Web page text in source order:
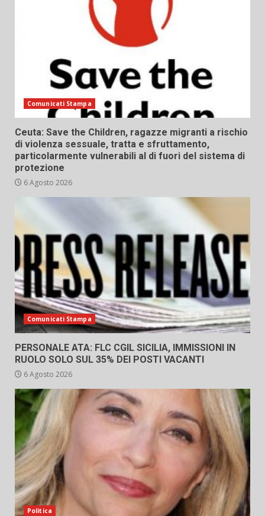
Comunicati Stampa
Ceuta: Save the Children, ragazze migranti a rischio
di violenza sessuale, tratta e sfruttamento,
particolarmente vulnerabili al di fuori del sistema di
protezione
6 Agosto 2026
Comunicati Stampa
PERSONALE ATA: FLC CGIL SICILIA, IMMISSIONI IN
RUOLO SOLO SUL 35% DEI POSTI VACANTI
6 Agosto 2026
Politica